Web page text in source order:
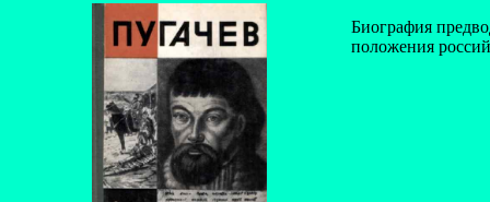
Биография
положения